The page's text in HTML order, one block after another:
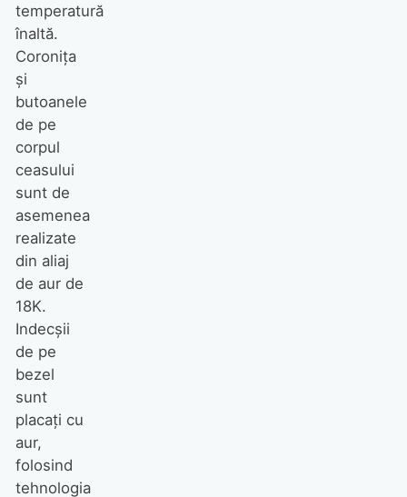
temperatură
înaltă.
Coronița
și
butoanele
de pe
corpul
ceasului
sunt de
asemenea
realizate
din aliaj
de aur de
18K.
Indecșii
de pe
bezel
sunt
placați cu
aur,
folosind
tehnologia